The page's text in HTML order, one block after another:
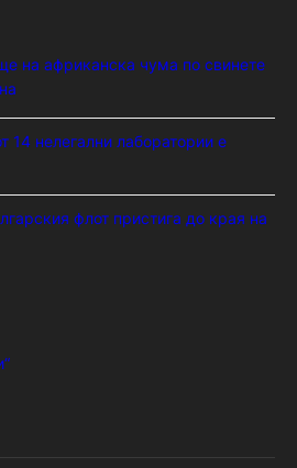
на африканска чума по свинете
нелегални лаборатории е
флот пристига до края на